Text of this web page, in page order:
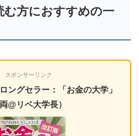
む方におすすめの一
スポンサーリンク
ングセラー：「お金の大学」
両@リベ大学長）